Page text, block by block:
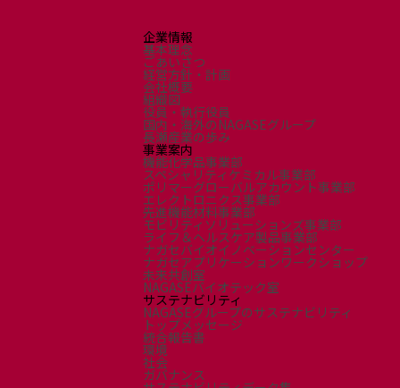
企業情報
基本理念
ごあいさつ
経営方針・計画
会社概要
組織図
役員・執行役員
国内・海外のNAGASEグループ
長瀬産業の歩み
事業案内
機能化学品事業部
スペシャリティケミカル事業部
ポリマーグローバルアカウント事業部
エレクトロニクス事業部
先進機能材料事業部
モビリティソリューションズ事業部
ライフ＆ヘルスケア製品事業部
ナガセバイオイノベーションセンター
ナガセアプリケーションワークショップ
未来共創室
NAGASEバイオテック室
サステナビリティ
NAGASEグループのサステナビリティ
トップメッセージ
統合報告書
環境
社会
ガバナンス